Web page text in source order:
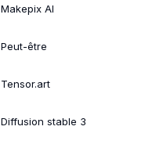
Makepix AI
Peut-être
Tensor.art
Diffusion stable 3